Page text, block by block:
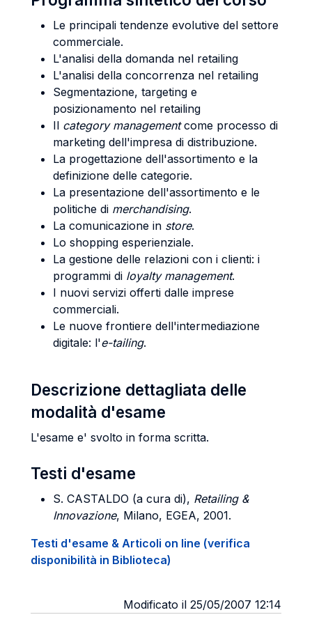
Le principali tendenze evolutive del settore
commerciale.
L'analisi della domanda nel retailing
L'analisi della concorrenza nel retailing
Segmentazione, targeting e
posizionamento nel retailing
Il category managementcome processo di
marketing dell'impresa di distribuzione.
La progettazione dell'assortimento e la
definizione delle categorie.
La presentazione dell'assortimento e le
politiche di merchandising.
La comunicazione in store.
Lo shopping esperienziale.
La gestione delle relazioni con i clienti: i
programmi di loyalty management.
I nuovi servizi offerti dalle imprese
commerciali.
Le nuove frontiere dell'intermediazione
digitale: l'e-tailing.
Descrizione dettagliata delle
modalità d'esame
L'esame e' svolto in forma scritta.
Testi d'esame
S. CASTALDO (a cura di), Retailing &
Innovazione, Milano, EGEA, 2001.
Testi d'esame & Articoli on line (verifica
disponibilità in Biblioteca)
Modificato il 25/05/2007 12:14